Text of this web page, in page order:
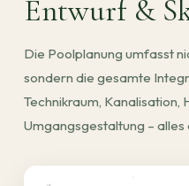
Entwurf &
Die Poolplanung umfasst
sondern die gesamte
Technikraum, Kanalisation,
Umgangsgestaltung – alles